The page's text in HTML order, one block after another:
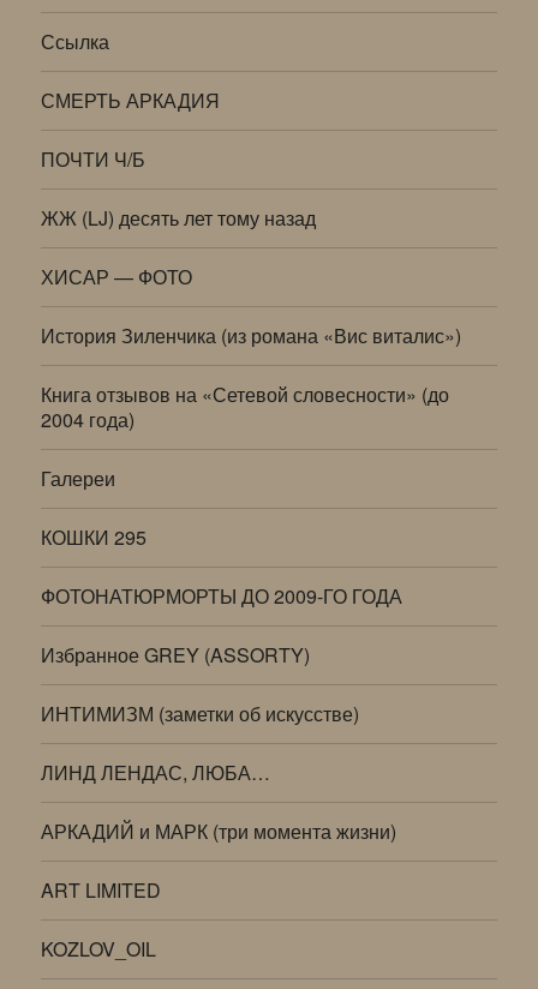
Ссылка
СМЕРТЬ АРКАДИЯ
ПОЧТИ Ч/Б
ЖЖ (LJ) десять лет тому назад
ХИСАР — ФОТО
История Зиленчика (из романа «Вис виталис»)
Книга отзывов на «Сетевой словесности» (до
2004 года)
Галереи
КОШКИ 295
ФОТОНАТЮРМОРТЫ ДО 2009-ГО ГОДА
Избранное GREY (ASSORTY)
ИНТИМИЗМ (заметки об искусстве)
ЛИНД ЛЕНДАС, ЛЮБА…
АРКАДИЙ и МАРК (три момента жизни)
ART LIMITED
KOZLOV_OIL